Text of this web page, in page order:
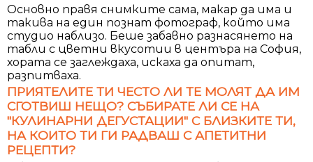
Основно правя снимките сама, макар да има и
такива на един познат фотограф, който има
студио наблизо. Беше забавно разнасянето на
табли с цветни вкусотии в центъра на София,
хората се заглеждаха, искаха да опитат,
разпитваха.
ПРИЯТЕЛИТЕ ТИ ЧЕСТО ЛИ ТЕ МОЛЯТ ДА ИМ
СГОТВИШ НЕЩО? СЪБИРАТЕ ЛИ СЕ НА
"КУЛИНАРНИ ДЕГУСТАЦИИ" С БЛИЗКИТЕ ТИ,
НА КОИТО ТИ ГИ РАДВАШ С АПЕТИТНИ
РЕЦЕПТИ?